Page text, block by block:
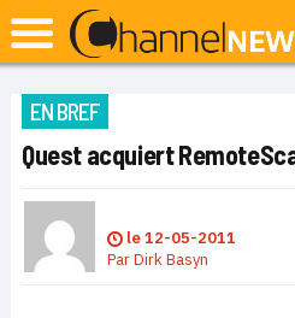
EN BREF
Quest acquiert
le12-05-2011
ParDirk Basyn